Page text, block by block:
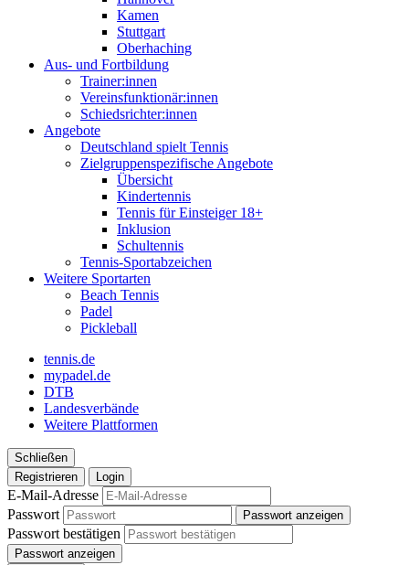
Kamen
Stuttgart
Oberhaching
Aus- und Fortbildung
Trainer:innen
Vereinsfunktionär:innen
Schiedsrichter:innen
Angebote
Deutschland spielt Tennis
Zielgruppenspezifische Angebote
Übersicht
Kindertennis
Tennis für Einsteiger 18+
Inklusion
Schultennis
Tennis-Sportabzeichen
Weitere Sportarten
Beach Tennis
Padel
Pickleball
tennis.de
mypadel.de
DTB
Landesverbände
Weitere Plattformen
Schließen
Registrieren
Login
E-Mail-Adresse
Passwort
Passwort anzeigen
Passwort bestätigen
Passwort anzeigen